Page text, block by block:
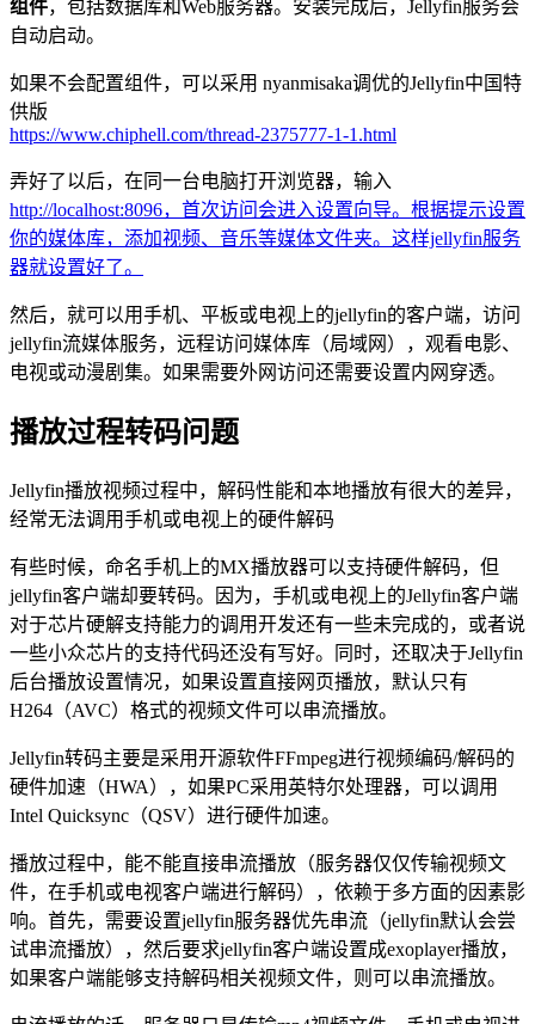
组件，包括数据库和Web服务器。安装完成后，Jellyfin服务会
自动启动。
如果不会配置组件，可以采用 nyanmisaka调优的Jellyfin中国特
供版
https://www.chiphell.com/thread-2375777-1-1.html
弄好了以后，在同一台电脑打开浏览器，输入
http://localhost:8096，首次访问会进入设置向导。根据提示设置
你的媒体库，添加视频、音乐等媒体文件夹。这样jellyfin服务
器就设置好了。
然后，就可以用手机、平板或电视上的jellyfin的客户端，访问
jellyfin流媒体服务，远程访问媒体库（局域网），观看电影、
电视或动漫剧集。如果需要外网访问还需要设置内网穿透。
播放过程转码问题
Jellyfin播放视频过程中，解码性能和本地播放有很大的差异，
经常无法调用手机或电视上的硬件解码
有些时候，命名手机上的MX播放器可以支持硬件解码，但
jellyfin客户端却要转码。因为，手机或电视上的Jellyfin客户端
对于芯片硬解支持能力的调用开发还有一些未完成的，或者说
一些小众芯片的支持代码还没有写好。同时，还取决于Jellyfin
后台播放设置情况，如果设置直接网页播放，默认只有
H264（AVC）格式的视频文件可以串流播放。
Jellyfin转码主要是采用开源软件FFmpeg进行视频编码/解码的
硬件加速（HWA），如果PC采用英特尔处理器，可以调用
Intel Quicksync（QSV）进行硬件加速。
播放过程中，能不能直接串流播放（服务器仅仅传输视频文
件，在手机或电视客户端进行解码），依赖于多方面的因素影
响。首先，需要设置jellyfin服务器优先串流（jellyfin默认会尝
试串流播放），然后要求jellyfin客户端设置成exoplayer播放，
如果客户端能够支持解码相关视频文件，则可以串流播放。